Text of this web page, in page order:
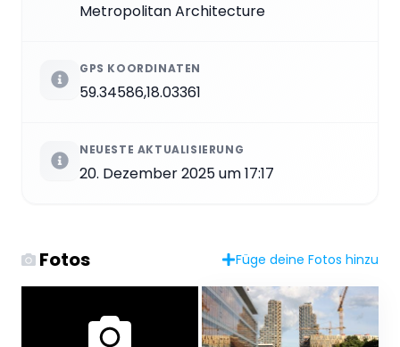
Metropolitan Architecture
GPS KOORDINATEN
59.34586,18.03361
NEUESTE AKTUALISIERUNG
20. Dezember 2025 um 17:17
Fotos Füge deine Fotos hinzu